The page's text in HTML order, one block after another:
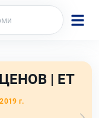
| ЕТ
г.